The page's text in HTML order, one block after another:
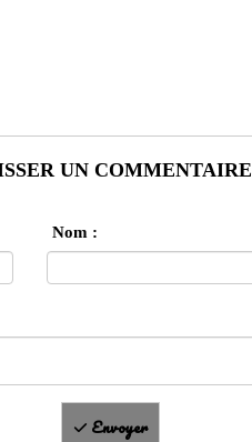
UN COMMENTAIRE
Nom :
Envoyer